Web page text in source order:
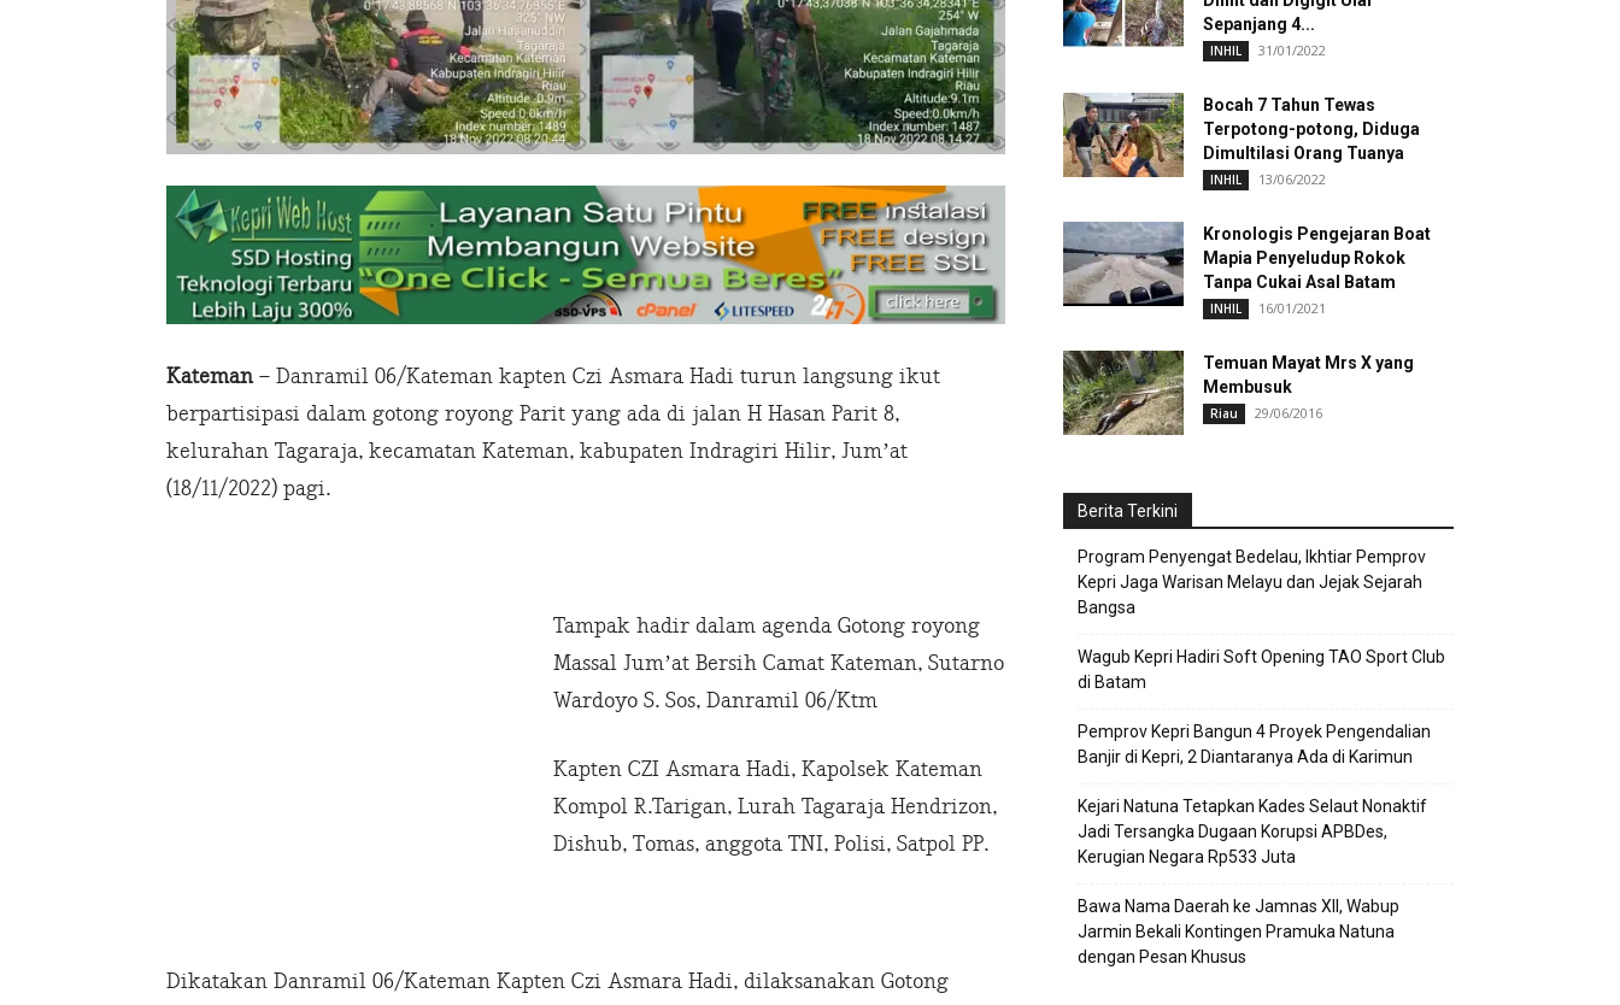
Kateman– Danramil 06/Kateman kapten Czi Asmara Hadi turun langsung ikut
berpartisipasi dalam gotong royong Parit yang ada di jalan H Hasan Parit 8,
kelurahan Tagaraja, kecamatan Kateman, kabupaten Indragiri Hilir, Jum’at
(18/11/2022) pagi.
Tampak hadir dalam agenda Gotong royong
Massal Jum’at Bersih Camat Kateman, Sutarno
Wardoyo S. Sos, Danramil 06/Ktm
Kapten CZI Asmara Hadi, Kapolsek Kateman
Kompol R.Tarigan, Lurah Tagaraja Hendrizon,
Dishub, Tomas, anggota TNI, Polisi, Satpol PP.
Dikatakan Danramil 06/Kateman Kapten Czi Asmara Hadi, dilaksanakan Gotong
Sepanjang 4...
INHIL 31/01/2022
Bocah 7 Tahun Tewas
Terpotong-potong, Diduga
Dimultilasi Orang Tuanya
INHIL 13/06/2022
Kronologis Pengejaran Boat
Mapia Penyeludup Rokok
Tanpa Cukai Asal Batam
INHIL 16/01/2021
Temuan Mayat Mrs X yang
Membusuk
Riau 29/06/2016
Berita Terkini
Program Penyengat Bedelau, Ikhtiar Pemprov
Kepri Jaga Warisan Melayu dan Jejak Sejarah
Bangsa
Wagub Kepri Hadiri Soft Opening TAO Sport Club
di Batam
Pemprov Kepri Bangun 4 Proyek Pengendalian
Banjir di Kepri, 2 Diantaranya Ada di Karimun
Kejari Natuna Tetapkan Kades Selaut Nonaktif
Jadi Tersangka Dugaan Korupsi APBDes,
Kerugian Negara Rp533 Juta
Bawa Nama Daerah ke Jamnas XII, Wabup
Jarmin Bekali Kontingen Pramuka Natuna
dengan Pesan Khusus